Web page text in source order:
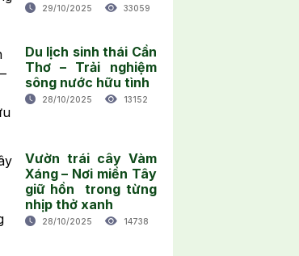
29/10/2025 33059
Du lịch sinh thái Cần
Thơ – Trải nghiệm
sông nước hữu tình
28/10/2025 13152
Vườn trái cây Vàm
Xáng – Nơi miền Tây
giữ hồn trong từng
nhịp thở xanh
28/10/2025 14738